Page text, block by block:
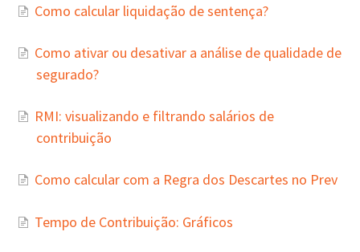
Como calcular liquidação de sentença?
Como ativar ou desativar a análise de qualidade de
segurado?
RMI: visualizando e filtrando salários de
contribuição
Como calcular com a Regra dos Descartes no Prev
Tempo de Contribuição: Gráficos